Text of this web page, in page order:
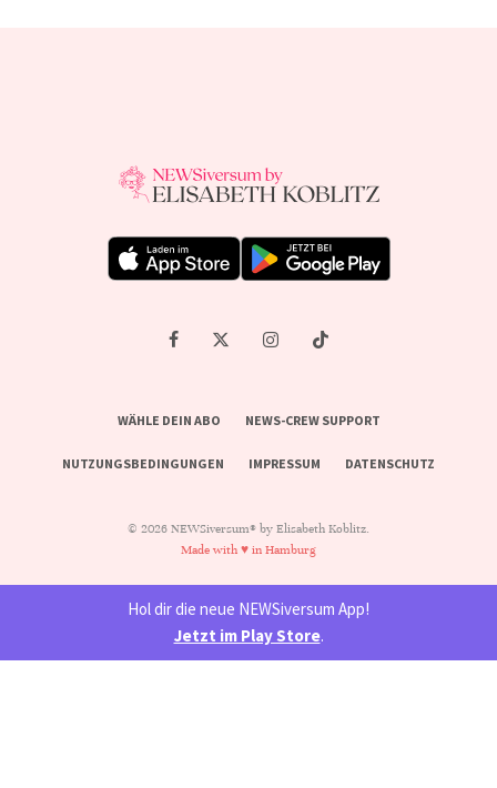
WÄHLE DEIN ABO NEWS-CREW SUPPORT
NUTZUNGSBEDINGUNGEN IMPRESSUM DATENSCHUTZ
© 2026 NEWSiversum® by Elisabeth Koblitz.
Made with ♥ in Hamburg
Hol dir die neue NEWSiversum App!
Jetzt im Play Store.